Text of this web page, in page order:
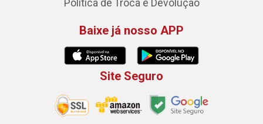
Política de Troca e Devolução
Baixe já nosso APP
Site Seguro